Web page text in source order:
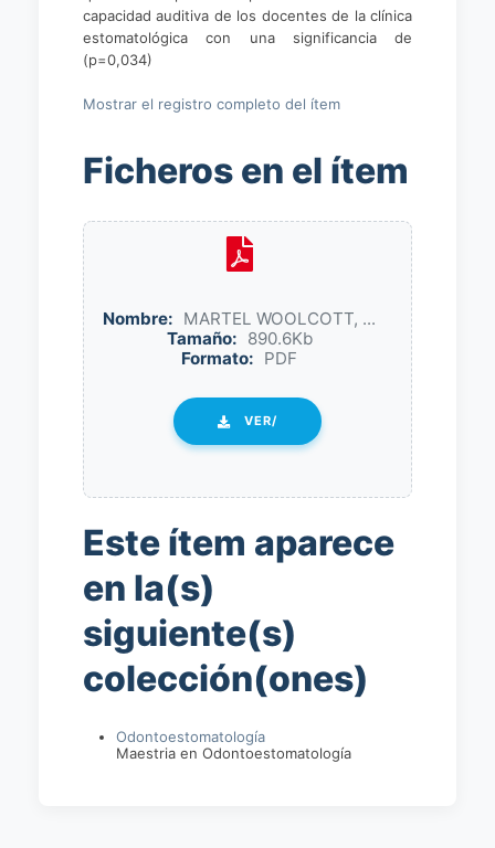
capacidad auditiva de los docentes de la clínica
estomatológica con una significancia de
(p=0,034)
Mostrar el registro completo del ítem
Ficheros en el ítem
Nombre: MARTEL WOOLCOTT, ...
Tamaño: 890.6Kb
Formato: PDF
VER/
Este ítem aparece
en la(s)
siguiente(s)
colección(ones)
Odontoestomatología
Maestria en Odontoestomatología